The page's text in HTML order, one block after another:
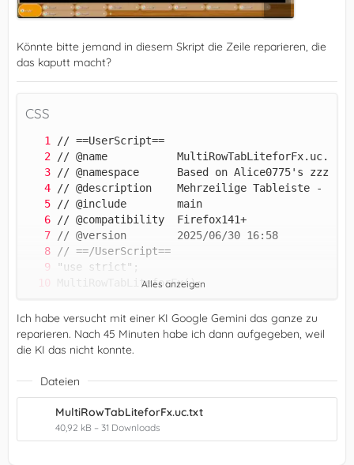
Könnte bitte jemand in diesem Skript die Zeile reparieren, die
das kaputt macht?
CSS
Alles anzeigen
Ich habe versucht mit einer KI Google Gemini das ganze zu
reparieren. Nach 45 Minuten habe ich dann aufgegeben, weil
die KI das nicht konnte.
Dateien
MultiRowTabLiteforFx.uc.txt
40,92 kB – 31 Downloads